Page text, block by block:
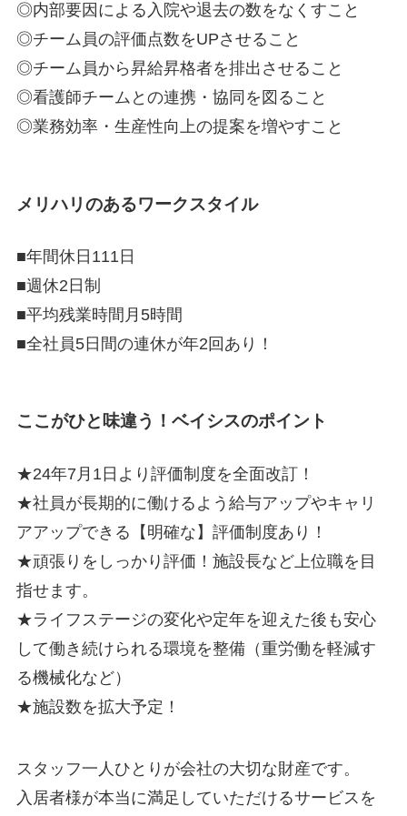
◎内部要因による入院や退去の数をなくすこと
◎チーム員の評価点数をUPさせること
◎チーム員から昇給昇格者を排出させること
◎看護師チームとの連携・協同を図ること
◎業務効率・生産性向上の提案を増やすこと
メリハリのあるワークスタイル
■年間休日111日
■週休2日制
■平均残業時間月5時間
■全社員5日間の連休が年2回あり！
ここがひと味違う！ベイシスのポイント
★24年7月1日より評価制度を全面改訂！
★社員が長期的に働けるよう給与アップやキャリ
アアップできる【明確な】評価制度あり！
★頑張りをしっかり評価！施設長など上位職を目
指せます。
★ライフステージの変化や定年を迎えた後も安心
して働き続けられる環境を整備（重労働を軽減す
る機械化など）
★施設数を拡大予定！
スタッフ一人ひとりが会社の大切な財産です。
入居者様が本当に満足していただけるサービスを